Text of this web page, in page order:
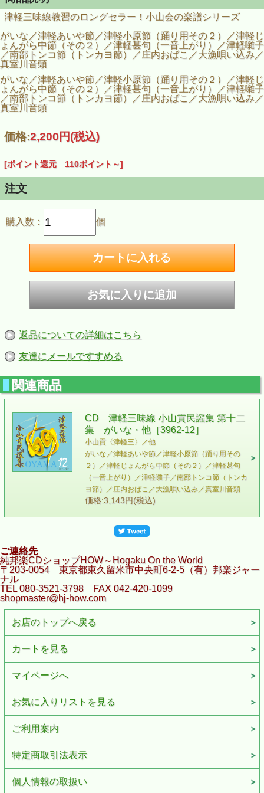
津軽三味線教習のロングセラー！小山会の楽譜シリーズ
がいな／津軽あいや節／津軽小原節（踊り用その２）／津軽じ
ょんがら中節（その２）／津軽甚句（一音上がり）／津軽囃子
／南部トンコ節（トンカヨ節）／庄内おばこ／大漁唄い込み／
真室川音頭
がいな／津軽あいや節／津軽小原節（踊り用その２）／津軽じ
ょんがら中節（その２）／津軽甚句（一音上がり）／津軽囃子
／南部トンコ節（トンカヨ節）／庄内おばこ／大漁唄い込み／
真室川音頭
価格:2,200円(税込)
[ポイント還元 110ポイント～]
注文
購入数： 個
返品についての詳細はこちら
友達にメールですすめる
関連商品
CD 津軽三味線 小山貢民謡集 第十二
集 がいな・他［3962-12］
小山貢〈津軽三〉／他
がいな／津軽あいや節／津軽小原節（踊り用その
２）／津軽じょんがら中節（その２）／津軽甚句
（一音上がり）／津軽囃子／南部トンコ節（トンカ
ヨ節）／庄内おばこ／大漁唄い込み／真室川音頭
価格:3,143円(税込)
ご連絡先
純邦楽CDショップHOW～Hogaku On the World
〒203-0054 東京都東久留米市中央町6-2-5（有）邦楽ジャー
ナル
TEL 080-3521-3798 FAX 042-420-1099
shopmaster@hj-how.com
お店のトップへ戻る
カートを見る
マイページへ
お気に入りリストを見る
ご利用案内
特定商取引法表示
個人情報の取扱い